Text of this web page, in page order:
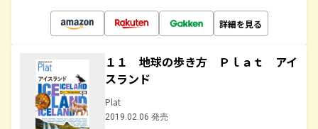
詳細を見る
１１ 地球の歩き方 Ｐｌａｔ アイ
スランド
Plat
2019.02.06 発売